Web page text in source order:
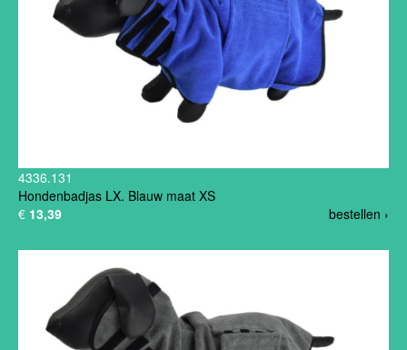
4336.131
Hondenbadjas LX. Blauw maat XS
bestellen ›
€ 13,39